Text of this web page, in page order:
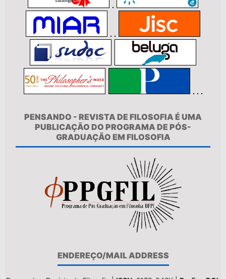
PENSANDO - REVISTA DE FILOSOFIA É UMA
PUBLICAÇÃO DO PROGRAMA DE PÓS-
GRADUAÇÃO EM FILOSOFIA
ENDEREÇO/MAIL ADDRESS